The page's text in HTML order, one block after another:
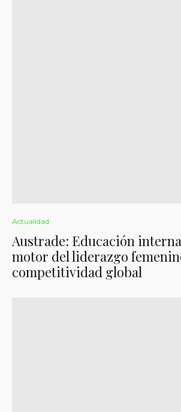
Actualidad
Austrade: Educación
motor del liderazgo
competitividad global